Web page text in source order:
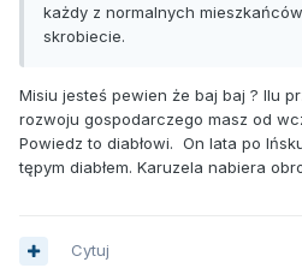
każdy z normalnych
skrobiecie.
Misiu jesteś pewien że baj baj ? Ilu
rozwoju gospodarczego masz od
Powiedz to diabłowi. On lata po
tępym diabłem. Karuzela nabiera
Cytuj